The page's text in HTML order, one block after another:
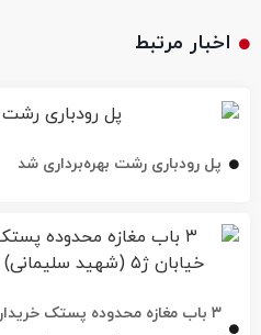
پل رودباری رشت بهره‌برداری شد